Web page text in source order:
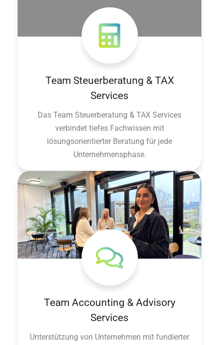
Team Steuerberatung & TAX
Services
Das Team Steuerberatung & TAX Services
verbindet tiefes Fachwissen mit
lösungsorientierter Beratung für jede
Unternehmensphase.
Team Accounting & Advisory
Services
Unterstützung von Unternehmen mit fundierter